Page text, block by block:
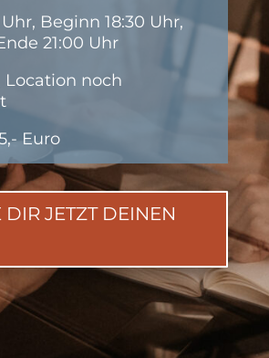
Beginn 18:30 Uhr,
21:00 Uhr
Location noch
Euro
DIR JETZT DEINEN